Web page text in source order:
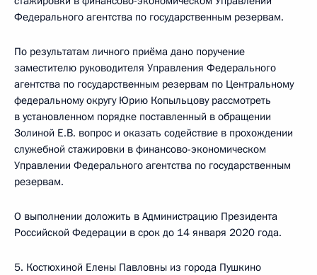
Федерального агентства по государственным резервам.
По результатам личного приёма дано поручение
заместителю руководителя Управления Федерального
агентства по государственным резервам по Центральному
федеральному округу Юрию Копыльцову рассмотреть
в установленном порядке поставленный в обращении
Золиной Е.В. вопрос и оказать содействие в прохождении
служебной стажировки в финансово-экономическом
Управлении Федерального агентства по государственным
резервам.
О выполнении доложить в Администрацию Президента
Российской Федерации в срок до 14 января 2020 года.
5. Костюхиной Елены Павловны из города Пушкино